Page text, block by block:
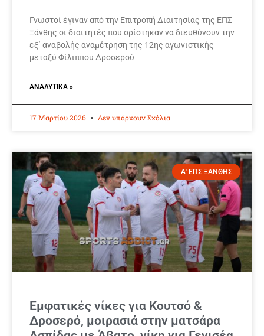
Γνωστοί έγιναν από την Επιτροπή Διαιτησίας της ΕΠΣ
Ξάνθης οι διαιτητές που ορίστηκαν να διευθύνουν την
εξ΄ αναβολής αναμέτρηση της 12ης αγωνιστικής
μεταξύ Φίλιππου Δροσερού
ΑΝΑΛΥΤΙΚΆ »
17 Μαρτίου 2026 Δεν υπάρχουν Σχόλια
Α' ΕΠΣ ΞΑΝΘΗΣ
Εμφατικές νίκες για Κουτσό &
Δροσερό, μοιρασιά στην ματσάρα